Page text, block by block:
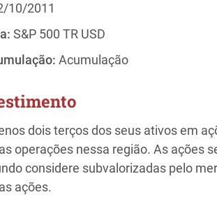
10/2011
S&P 500 TR USD
Acumulação
dois terços dos seus ativos em
operações nessa região. As ações
considere subvalorizadas pelo
ações.